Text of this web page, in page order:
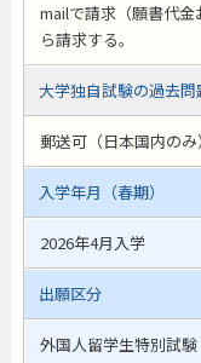
mailで請求（願書代
ら請求する。
大学独自試験の過去問
郵送可（日本国内のみ）
入学年月（春期）
2026年4月入学
出願区分
外国人留学生特別試験